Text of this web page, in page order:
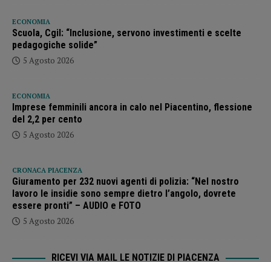
ECONOMIA
Scuola, Cgil: “Inclusione, servono investimenti e scelte
pedagogiche solide”
5 Agosto 2026
ECONOMIA
Imprese femminili ancora in calo nel Piacentino, flessione
del 2,2 per cento
5 Agosto 2026
CRONACA PIACENZA
Giuramento per 232 nuovi agenti di polizia: “Nel nostro
lavoro le insidie sono sempre dietro l’angolo, dovrete
essere pronti” – AUDIO e FOTO
5 Agosto 2026
RICEVI VIA MAIL LE NOTIZIE DI PIACENZA